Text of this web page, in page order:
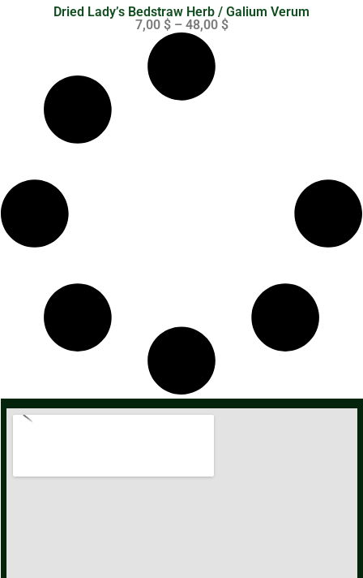
Dried Lady’s Bedstraw Herb / Galium Verum
7,00 $ – 48,00 $